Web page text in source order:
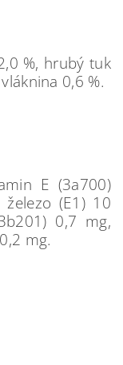
%, hrubý tuk
0,6 %.
E (3a700)
(E1) 10
0,7 mg,
mg.